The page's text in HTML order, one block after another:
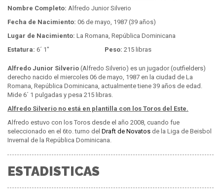
Nombre Completo: Alfredo Junior Silverio
Fecha de Nacimiento: 06 de mayo, 1987 (39 años)
Lugar de Nacimiento: La Romana, República Dominicana
Estatura: 6´ 1" Peso: 215 libras
Alfredo Junior Silverio (Alfredo Silverio) es un jugador (outfielders)
derecho nacido el miercoles 06 de mayo, 1987 en la ciudad de La
Romana, República Dominicana, actualmente tiene 39 años de edad.
Mide 6´ 1 pulgadas y pesa 215 libras.
Alfredo Silverio no está en plantilla con los Toros del Este.
Alfredo estuvo con los Toros desde el año 2008, cuando fue
seleccionado en el 6to. turno del Draft de Novatos de la Liga de Beisbol
Invernal de la República Dominicana.
ESTADISTICAS